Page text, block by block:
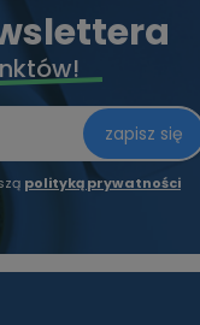
zapisz się
polityką prywatności